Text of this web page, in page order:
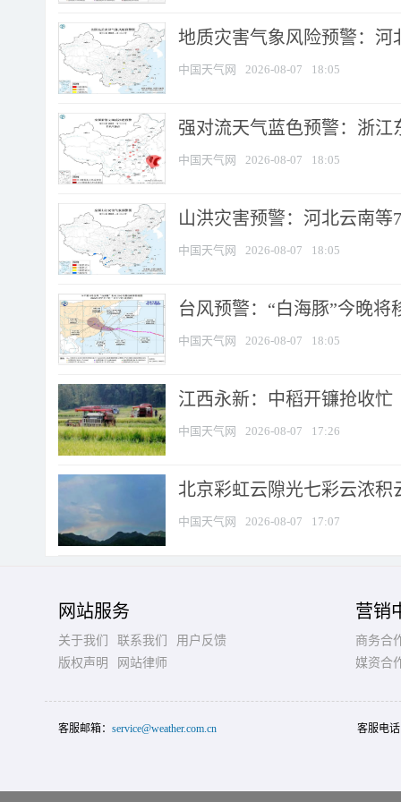
地质灾害气象风险预警：河
中国天气网 2026-08-07 18:05
强对流天气蓝色预警：浙江
中国天气网 2026-08-07 18:05
山洪灾害预警：河北云南
中国天气网 2026-08-07 18:05
台风预警：“白海豚”今晚将
中国天气网 2026-08-07 18:05
江西永新：中稻开镰抢收忙
中国天气网 2026-08-07 17:26
北京彩虹云隙光七彩云浓积
中国天气网 2026-08-07 17:07
网站服务
关于我们 联系我们
用户反馈
版权声明
网站律师
营销
商务合
媒资合
客服邮箱： service@weather.com.cn 客服电